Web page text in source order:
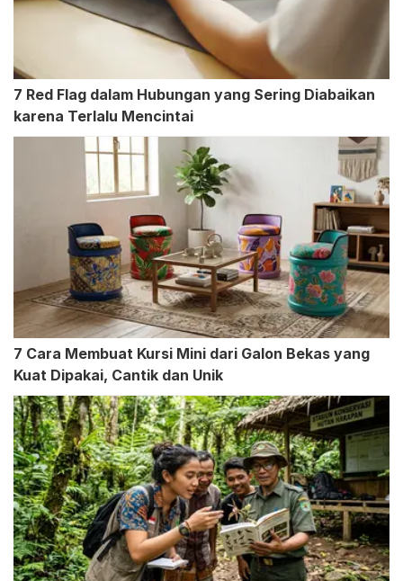
7 Red Flag dalam Hubungan yang Sering Diabaikan
karena Terlalu Mencintai
7 Cara Membuat Kursi Mini dari Galon Bekas yang
Kuat Dipakai, Cantik dan Unik